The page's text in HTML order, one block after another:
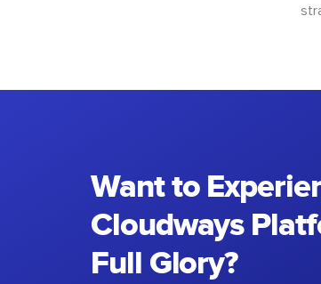
Want to
Cloudways
Full Glory?